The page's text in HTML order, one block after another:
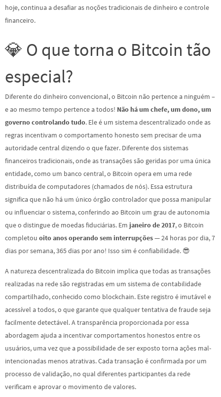
hoje, continua a desafiar as noções tradicionais de dinheiro e controle
financeiro.
💎 O que torna o Bitcoin tão
especial?
Diferente do dinheiro convencional, o Bitcoin não pertence a ninguém –
e ao mesmo tempo pertence a todos! Não há um chefe, um dono, um
governo controlando tudo. Ele é um sistema descentralizado onde as
regras incentivam o comportamento honesto sem precisar de uma
autoridade central dizendo o que fazer. Diferente dos sistemas
financeiros tradicionais, onde as transações são geridas por uma única
entidade, como um banco central, o Bitcoin opera em uma rede
distribuída de computadores (chamados de nós). Essa estrutura
significa que não há um único órgão controlador que possa manipular
ou influenciar o sistema, conferindo ao Bitcoin um grau de autonomia
que o distingue de moedas fiduciárias. Em janeiro de 2017, o Bitcoin
completou oito anos operando sem interrupções— 24 horas por dia, 7
dias por semana, 365 dias por ano! Isso sim é confiabilidade. 😎
A natureza descentralizada do Bitcoin implica que todas as transações
realizadas na rede são registradas em um sistema de contabilidade
compartilhado, conhecido como blockchain. Este registro é imutável e
acessível a todos, o que garante que qualquer tentativa de fraude seja
facilmente detectável. A transparência proporcionada por essa
abordagem ajuda a incentivar comportamentos honestos entre os
usuários, uma vez que a possibilidade de ser exposto torna ações mal-
intencionadas menos atrativas. Cada transação é confirmada por um
processo de validação, no qual diferentes participantes da rede
verificam e aprovar o movimento de valores.